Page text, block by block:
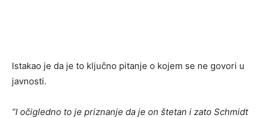
Istakao je da je to ključno pitanje o kojem se ne govori u
javnosti.
“I očigledno to je priznanje da je on štetan i zato Schmidt